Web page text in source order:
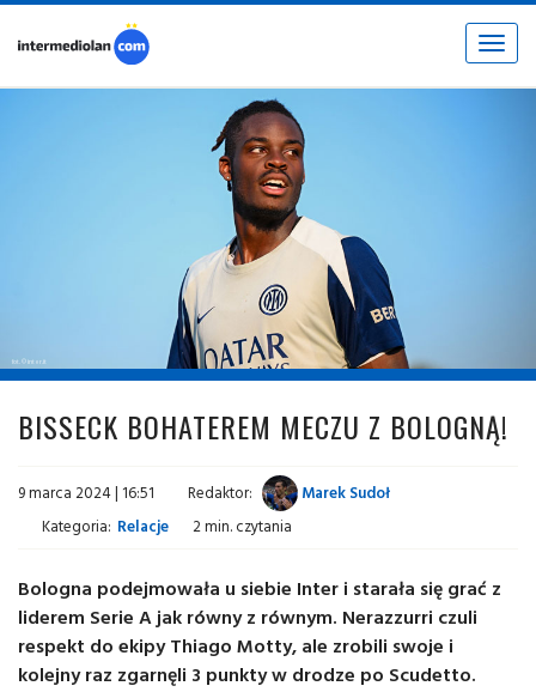
Toggle
fot. © inter.it
BISSECK BOHATEREM MECZU Z BOLOGNĄ!
9 marca 2024 | 16:51 Redaktor:
Marek Sudoł
Kategoria: Relacje 2 min. czytania
Bologna podejmowała u siebie Inter i starała się grać z
liderem Serie A jak równy z równym. Nerazzurri czuli
respekt do ekipy Thiago Motty, ale zrobili swoje i
kolejny raz zgarnęli 3 punkty w drodze po Scudetto.